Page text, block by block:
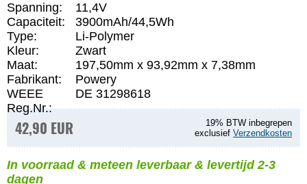
Spanning:
11,4V
Capaciteit:
3900mAh/44,5Wh
Type:
Li-Polymer
Kleur:
Zwart
Maat:
197,50mm x 93,92mm x 7,38mm
Fabrikant:
Powery
WEEE
Reg.Nr.:
DE 31298618
42,90 EUR
19% BTW inbegrepen
exclusief Verzendkosten
In voorraad & meteen leverbaar & levertijd 2-3
dagen